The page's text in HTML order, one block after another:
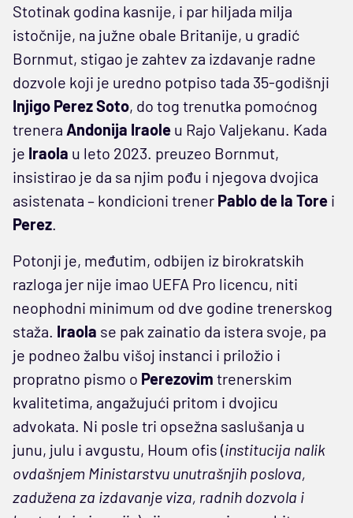
Stotinak godina kasnije, i par hiljada milja
istočnije, na južne obale Britanije, u gradić
Bornmut, stigao je zahtev za izdavanje radne
dozvole koji je uredno potpiso tada 35-godišnji
Injigo Perez Soto, do tog trenutka pomoćnog
trenera Andonija Iraole u Rajo Valjekanu. Kada
je Iraola u leto 2023. preuzeo Bornmut,
insistirao je da sa njim pođu i njegova dvojica
asistenata – kondicioni trener Pablo de la Tore i
Perez.
Potonji je, međutim, odbijen iz birokratskih
razloga jer nije imao UEFA Pro licencu, niti
neophodni minimum od dve godine trenerskog
staža. Iraola se pak zainatio da istera svoje, pa
je podneo žalbu višoj instanci i priložio i
propratno pismo o Perezovim trenerskim
kvalitetima, angažujući pritom i dvojicu
advokata. Ni posle tri opsežna saslušanja u
junu, julu i avgustu, Houm ofis (institucija nalik
ovdašnjem Ministarstvu unutrašnjih poslova,
zadužena za izdavanje viza, radnih dozvola i